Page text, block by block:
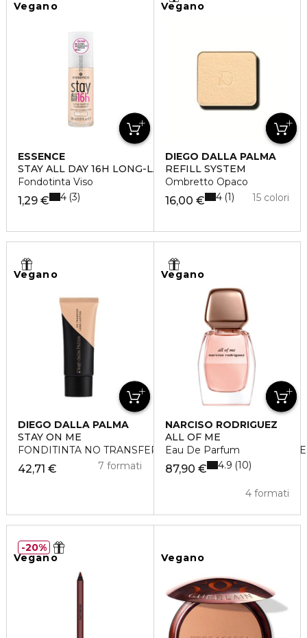
Vegano
ESSENCE
STAY ALL DAY 16H LONG-LASTING
Fondotinta Viso
1,29 € 4 3
Vegano
DIEGO DALLA PALMA
REFILL SYSTEM
Ombretto Opaco
16,00 € 15 colori
4 1
Vegano
DIEGO DALLA PALMA
STAY ON ME
FONDITINTA NO TRANSFER LUNGA TENUTA
42,71 € 7 formati
Vegano
NARCISO RODRIGUEZ
ALL OF ME
Eau De Parfum
87,90 €
4 formati
4.9 10
Vegano
20%
Vegano